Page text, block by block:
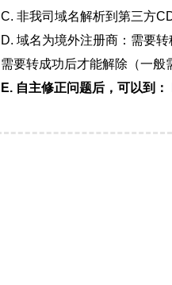
C. 非我司域名解析到第三方
D. 域名为境外注册商：需要
需要转成功后才能解除（一般
E. 自主修正问题后，可以到：